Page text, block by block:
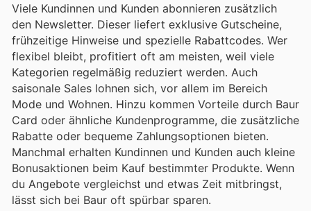
Viele Kundinnen und Kunden abonnieren zusätzlich
den Newsletter. Dieser liefert exklusive Gutscheine,
frühzeitige Hinweise und spezielle Rabattcodes. Wer
flexibel bleibt, profitiert oft am meisten, weil viele
Kategorien regelmäßig reduziert werden. Auch
saisonale Sales lohnen sich, vor allem im Bereich
Mode und Wohnen. Hinzu kommen Vorteile durch Baur
Card oder ähnliche Kundenprogramme, die zusätzliche
Rabatte oder bequeme Zahlungsoptionen bieten.
Manchmal erhalten Kundinnen und Kunden auch kleine
Bonusaktionen beim Kauf bestimmter Produkte. Wenn
du Angebote vergleichst und etwas Zeit mitbringst,
lässt sich bei Baur oft spürbar sparen.